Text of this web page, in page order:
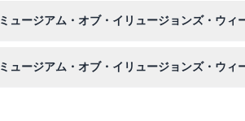
ミュージアム・オブ・イリュージョンズ・ウ
ミュージアム・オブ・イリュージョンズ・ウ